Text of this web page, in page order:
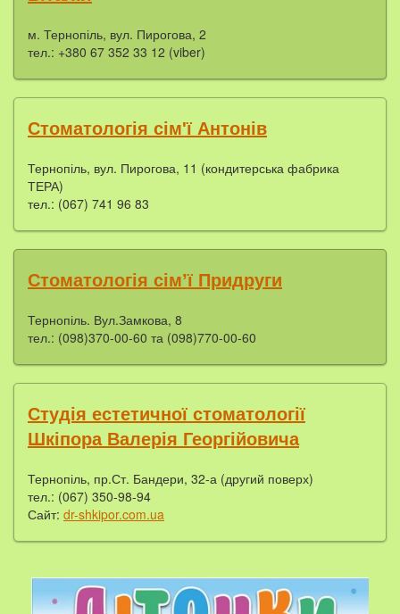
м. Тернопіль, вул. Пирогова, 2
тел.: +380 67 352 33 12 (viber)
Стоматологія сім'ї Антонів
Тернопіль, вул. Пирогова, 11 (кондитерська фабрика
ТЕРА)
тел.: (067) 741 96 83
Стоматологія сім’ї Придруги
Тернопіль. Вул.Замкова, 8
тел.: (098)370-00-60 та (098)770-00-60
Студія естетичної стоматології
Шкіпора Валерія Георгійовича
Тернопіль, пр.Ст. Бандери, 32-а (другий поверх)
тел.: (067) 350-98-94
Сайт: dr-shkipor.com.ua